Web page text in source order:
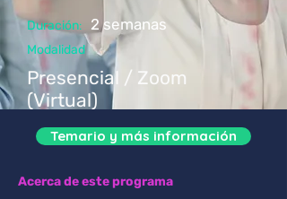
Duración: 2 semanas
Modalidad
Presencial / Zoom
(Virtual)
Temario y más información
Acerca de este programa